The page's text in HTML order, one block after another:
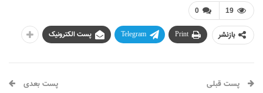
0 19
بازنشر Print
Telegram پست الکترونیک
پست قبلی پست بعدی